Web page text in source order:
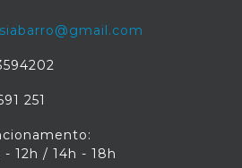
251
12h / 14h - 18h